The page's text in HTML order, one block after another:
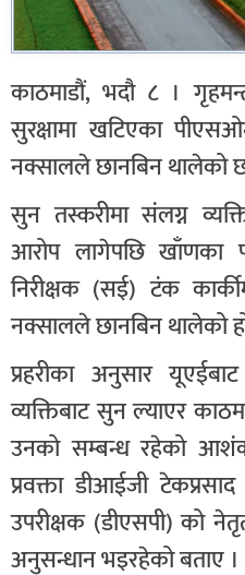
काठमाडौं, भदौ ८ ।
सुरक्षामा खटिएका
नक्सालले छानबिन थालेको
सुन तस्करीमा संलग्न
आरोप लागेपछि खाँणका
निरीक्षक (सई) टंक
नक्सालले छानबिन थालेको
प्रहरीका अनुसार
व्यक्तिबाट सुन ल्याएर
उनको सम्बन्ध रहेको
प्रवक्ता डीआईजी
उपरीक्षक (डीएसपी) को
अनुसन्धान भइरहेको बताए ।